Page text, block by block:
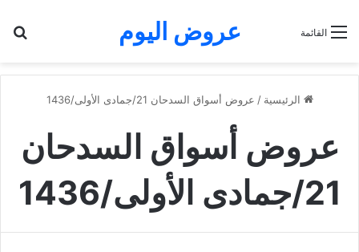
عروض اليوم القائمة
الرئيسية / عروض أسواق السدحان 21/جمادى الأولى/1436
عروض أسواق السدحان
21/جمادى الأولى/1436